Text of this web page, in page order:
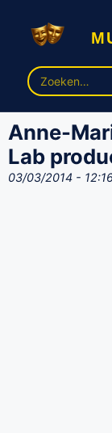
Zoek
naar:
Anne-
Lab
03/03/2014 -